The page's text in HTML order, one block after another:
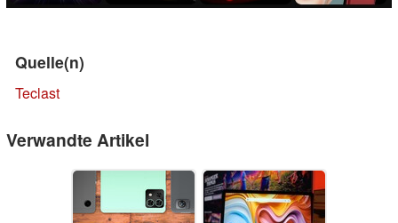
Quelle(n)
Teclast
Verwandte Artikel